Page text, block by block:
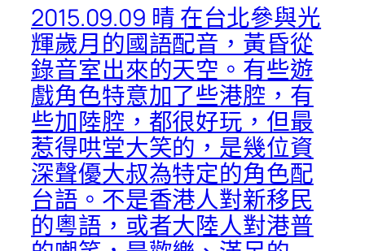
2015.09.09 晴 在台北參與光
輝歲月的國語配音，黃昏從
錄音室出來的天空。有些遊
戲角色特意加了些港腔，有
些加陸腔，都很好玩，但最
惹得哄堂大笑的，是幾位資
深聲優大叔為特定的角色配
台語。不是香港人對新移民
的粵語，或者大陸人對港普